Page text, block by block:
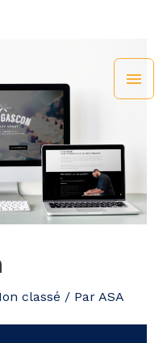
classé / Par ASA